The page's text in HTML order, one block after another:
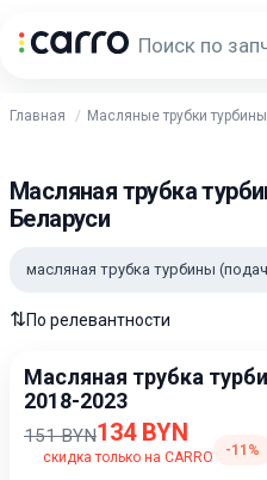
Главная Масляные трубки
Масляная трубка
Беларуси
масляная трубка турбины
⇅По релевантности
Масляная трубка
2018-2023
151 BYN134 BYN
скидка только на CARRO -11%